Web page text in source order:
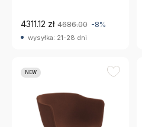
4311.12 zł 4686.00 -8%
wysyłka: 21-28 dni
NEW